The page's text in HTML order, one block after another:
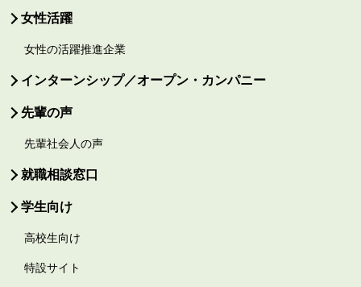
女性活躍
女性の活躍推進企業
インターンシップ／オープン・カンパニー
先輩の声
先輩社会人の声
就職相談窓口
学生向け
高校生向け
特設サイト